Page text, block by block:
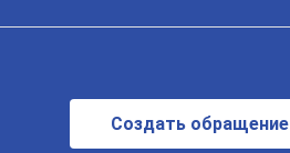
Создать обращение